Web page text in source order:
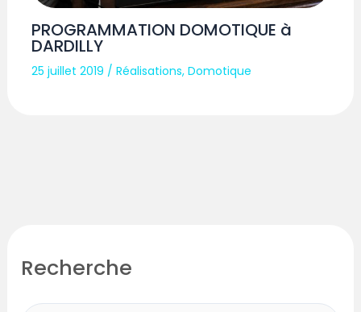
PROGRAMMATION DOMOTIQUE à
DARDILLY
25 juillet 2019 /Réalisations,Domotique
Recherche